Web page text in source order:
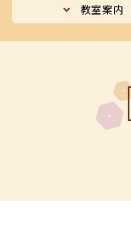
教室案内